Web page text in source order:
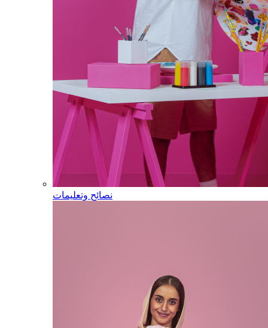
نصائح وتعليمات